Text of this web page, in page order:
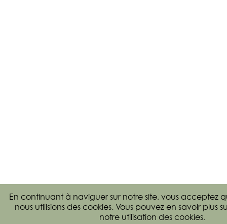
En continuant à naviguer sur notre site, vous acceptez
nous utilisions des cookies. Vous pouvez en savoir plus
notre utilisation des cookies.